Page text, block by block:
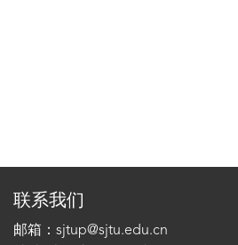
联系我们
邮箱：sjtup@sjtu.edu.cn